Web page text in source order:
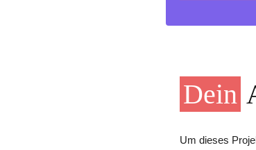
Dein
Um dieses